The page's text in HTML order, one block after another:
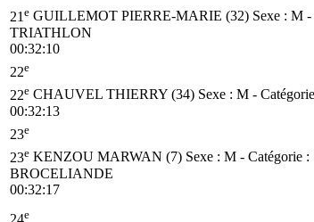
21 e GUILLEMOT PIERRE-MARIE (32) Sexe : M
TRIATHLON
00:32:10
22e
22e CHAUVEL THIERRY (34) Sexe : M -
00:32:13
23e
23e KENZOU MARWAN (7) Sexe : M - Catégorie :
BROCELIANDE
00:32:17
24e